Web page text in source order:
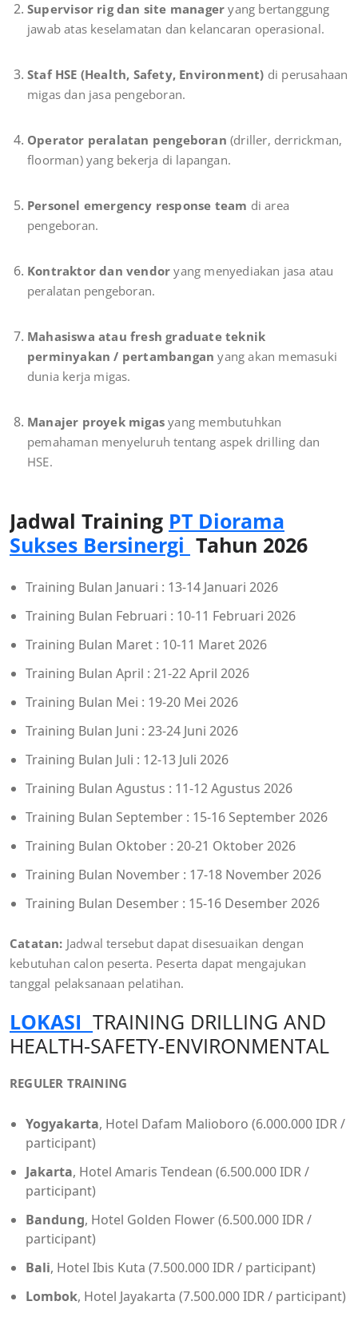
Supervisor rig dan site manager yang bertanggung
jawab atas keselamatan dan kelancaran operasional.
Staf HSE (Health, Safety, Environment) di perusahaan
migas dan jasa pengeboran.
Operator peralatan pengeboran (driller, derrickman,
floorman) yang bekerja di lapangan.
Personel emergency response team di area
pengeboran.
Kontraktor dan vendor yang menyediakan jasa atau
peralatan pengeboran.
Mahasiswa atau fresh graduate teknik
perminyakan / pertambangan yang akan memasuki
dunia kerja migas.
Manajer proyek migas yang membutuhkan
pemahaman menyeluruh tentang aspek drilling dan
HSE.
Jadwal Training PT Diorama
Sukses Bersinergi Tahun 2026
Training Bulan Januari : 13-14 Januari 2026
Training Bulan Februari : 10-11 Februari 2026
Training Bulan Maret : 10-11 Maret 2026
Training Bulan April : 21-22 April 2026
Training Bulan Mei : 19-20 Mei 2026
Training Bulan Juni : 23-24 Juni 2026
Training Bulan Juli : 12-13 Juli 2026
Training Bulan Agustus : 11-12 Agustus 2026
Training Bulan September : 15-16 September 2026
Training Bulan Oktober : 20-21 Oktober 2026
Training Bulan November : 17-18 November 2026
Training Bulan Desember : 15-16 Desember 2026
Catatan: Jadwal tersebut dapat disesuaikan dengan
kebutuhan calon peserta. Peserta dapat mengajukan
tanggal pelaksanaan pelatihan.
LOKASI TRAINING DRILLING AND
HEALTH-SAFETY-ENVIRONMENTAL
REGULER TRAINING
Yogyakarta, Hotel Dafam Malioboro (6.000.000 IDR /
participant)
Jakarta, Hotel Amaris Tendean (6.500.000 IDR /
participant)
Bandung, Hotel Golden Flower (6.500.000 IDR /
participant)
Bali, Hotel Ibis Kuta (7.500.000 IDR / participant)
Lombok, Hotel Jayakarta (7.500.000 IDR / participant)